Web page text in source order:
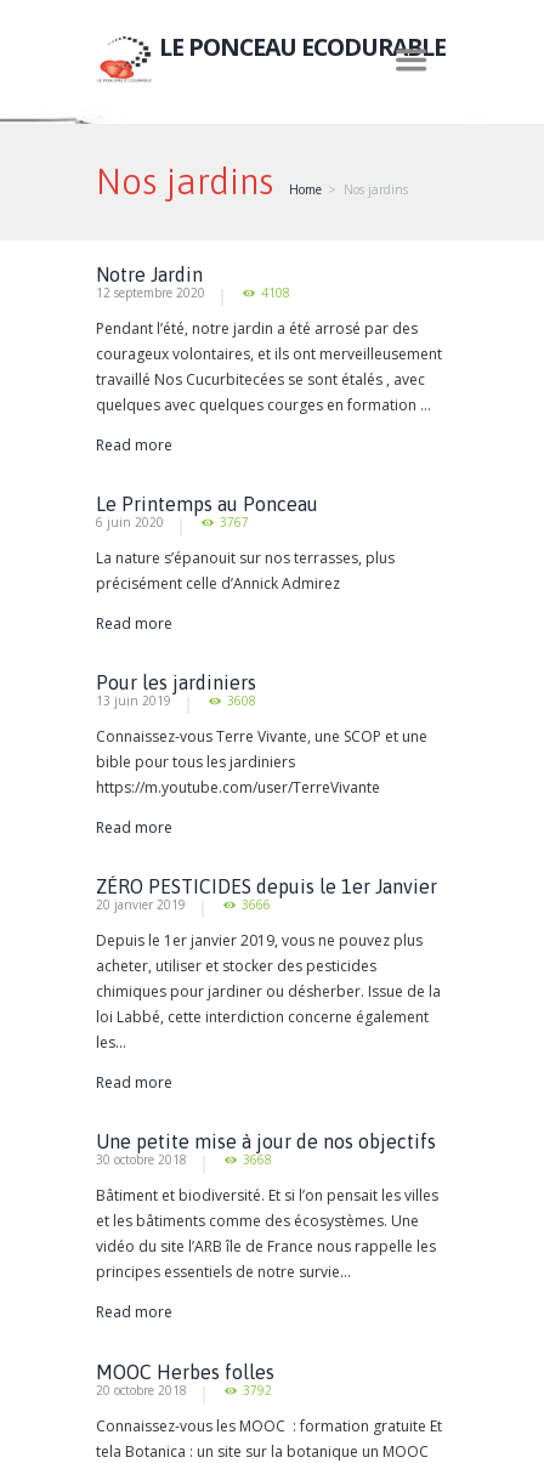
LE PONCEAU ECODURABLE
Nos jardins Home Nos jardins
Notre Jardin
12 septembre 2020 4108
Pendant l’été, notre jardin a été arrosé par des
courageux volontaires, et ils ont merveilleusement
travaillé Nos Cucurbitecées se sont étalés , avec
quelques avec quelques courges en formation ...
Read more
Le Printemps au Ponceau
6 juin 2020 3767
La nature s’épanouit sur nos terrasses, plus
précisément celle d’Annick Admirez
Read more
Pour les jardiniers
13 juin 2019 3608
Connaissez-vous Terre Vivante, une SCOP et une
bible pour tous les jardiniers
https://m.youtube.com/user/TerreVivante
Read more
ZÉRO PESTICIDES depuis le 1er Janvier
2019
20 janvier 2019 3666
Depuis le 1er janvier 2019, vous ne pouvez plus
acheter, utiliser et stocker des pesticides
chimiques pour jardiner ou désherber. Issue de la
loi Labbé, cette interdiction concerne également
les...
Read more
Une petite mise à jour de nos objectifs
30 octobre 2018 3668
Bâtiment et biodiversité. Et si l’on pensait les villes
et les bâtiments comme des écosystèmes. Une
vidéo du site l’ARB île de France nous rappelle les
principes essentiels de notre survie...
Read more
MOOC Herbes folles
20 octobre 2018 3792
Connaissez-vous les MOOC : formation gratuite Et
tela Botanica : un site sur la botanique un MOOC